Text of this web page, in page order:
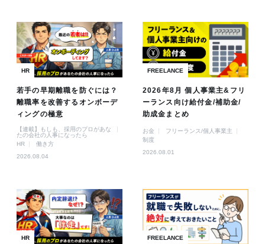
HR
若手の早期離職を防ぐには？
離職率を改善するオンボーデ
ィングの極意
【連載】もしも、採用のプロがあな
たの会社の人事になったら
HR
働き方
2026.08.04
FREELANCE
2026年8月 個人事業主&フリ
ーランス向け給付金/補助金/
助成金まとめ
お金
フリーランス/個人事業主
制度
2026.08.01
HR FREELANCE